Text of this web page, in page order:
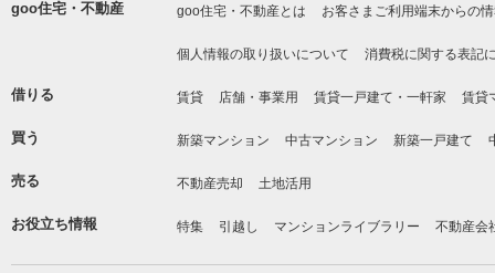
goo住宅・不動産 goo住宅・不動産とは お客さまご利用端末からの
個人情報の取り扱いについて 消費税に関する表記
借りる 賃貸 店舗・事業用 賃貸一戸建て・一軒家 賃貸
買う 新築マンション 中古マンション 新築一戸建て
売る 不動産売却 土地活用
お役立ち情報 特集 引越し マンションライブラリー 不動産会